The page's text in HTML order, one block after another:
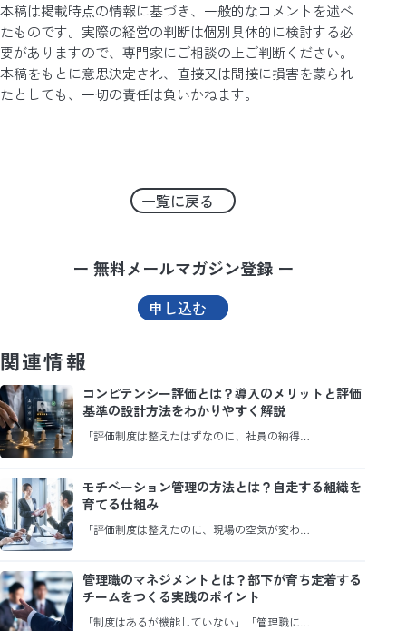
本稿は掲載時点の情報に基づき、一般的なコメントを述べ
たものです。実際の経営の判断は個別具体的に検討する必
要がありますので、専門家にご相談の上ご判断ください。
本稿をもとに意思決定され、直接又は間接に損害を蒙られ
たとしても、一切の責任は負いかねます。
一覧に戻る
ー 無料メールマガジン登録 ー
申し込む
関連情報
コンピテンシー評価とは？導入のメリットと評価
基準の設計方法をわかりやすく解説
「評価制度は整えたはずなのに、社員の納得…
モチベーション管理の方法とは？自走する組織を
育てる仕組み
「評価制度は整えたのに、現場の空気が変わ…
管理職のマネジメントとは？部下が育ち定着する
チームをつくる実践のポイント
「制度はあるが機能していない」「管理職に…